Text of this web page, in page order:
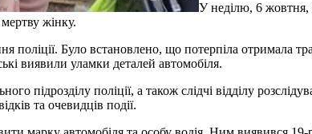
У неділю, 6 жовтня,
жінку.
поліції. Було встановлено, що потерпіла отримала
виявили уламки деталей автомобіля.
підрозділу поліції, а також слідчі відділу
та очевидців події.